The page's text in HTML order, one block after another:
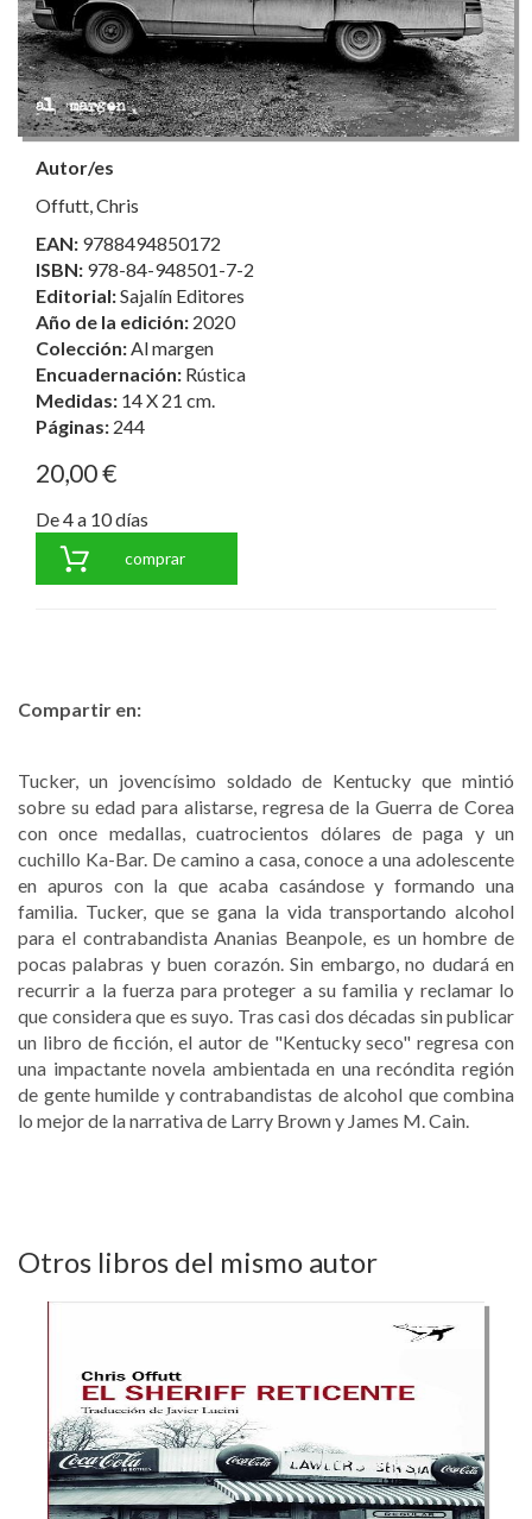
Autor/es
Offutt, Chris
EAN: 9788494850172
ISBN: 978-84-948501-7-2
Editorial:Sajalín Editores
Año de la edición: 2020
Colección:Al margen
Encuadernación: Rústica
Medidas: 14 X 21 cm.
Páginas: 244
20,00 €
De 4 a 10 días
comprar
Compartir en:
Tucker, un jovencísimo soldado de Kentucky que mintió
sobre su edad para alistarse, regresa de la Guerra de Corea
con once medallas, cuatrocientos dólares de paga y un
cuchillo Ka-Bar. De camino a casa, conoce a una adolescente
en apuros con la que acaba casándose y formando una
familia. Tucker, que se gana la vida transportando alcohol
para el contrabandista Ananias Beanpole, es un hombre de
pocas palabras y buen corazón. Sin embargo, no dudará en
recurrir a la fuerza para proteger a su familia y reclamar lo
que considera que es suyo. Tras casi dos décadas sin publicar
un libro de ficción, el autor de "Kentucky seco" regresa con
una impactante novela ambientada en una recóndita región
de gente humilde y contrabandistas de alcohol que combina
lo mejor de la narrativa de Larry Brown y James M. Cain.
Otros libros del mismo autor